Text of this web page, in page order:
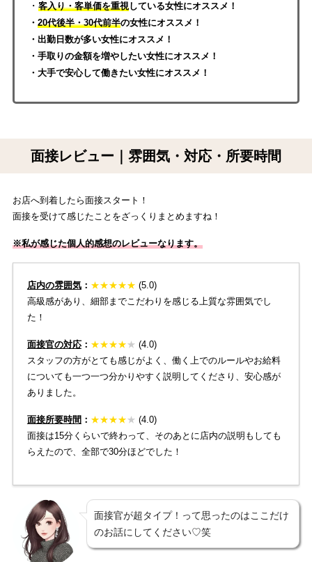
・ 客入り・客単価を重視している女性にオススメ！
・ 20代後半・30代前半の女性にオススメ！
・出勤日数が多い女性にオススメ！
・手取りの金額を増やしたい女性にオススメ！
・大手で安心して働きたい女性にオススメ！
面接レビュー｜雰囲気・対応・所要時間
お店へ到着したら面接スタート！
面接を受けて感じたことをざっくりまとめますね！
※私が感じた個人的感想のレビューなります。
店内の雰囲気： ★★★★★ (5.0)
高級感があり、細部までこだわりを感じる上質な雰囲気でし
た！
面接官の対応： ★★★★★ (4.0)
スタッフの方がとても感じがよく、働く上でのルールやお給料
についても一つ一つ分かりやすく説明してくださり、安心感が
ありました。
面接所要時間： ★★★★★ (4.0)
面接は15分くらいで終わって、そのあとに店内の説明もしても
らえたので、全部で30分ほどでした！
面接官が超タイプ！って思ったのはここだけ
のお話にしてください♡笑